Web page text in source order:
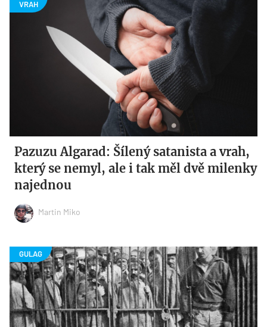
Pazuzu Algarad: Šílený satanista a vrah,
který se nemyl, ale i tak měl dvě milenky
najednou
Martin Miko